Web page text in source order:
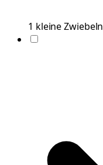
1 kleineZwiebeln